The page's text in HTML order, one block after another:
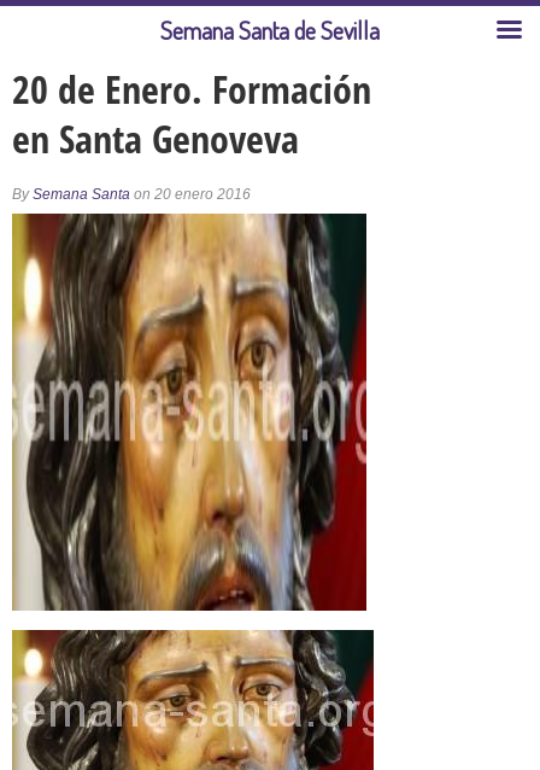
20 de Enero. Formación
en Santa Genoveva
BySemana Santa on 20 enero 2016
Semana Santa de Sevilla